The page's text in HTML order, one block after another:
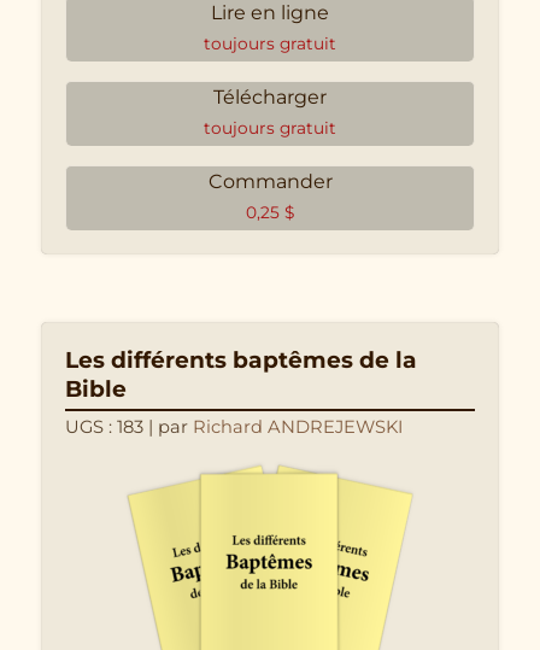
Lire en ligne
toujours gratuit
Télécharger
toujours gratuit
Commander
0,25 $
Les différents baptêmes de la
Bible
UGS : 183 | par Richard ANDREJEWSKI